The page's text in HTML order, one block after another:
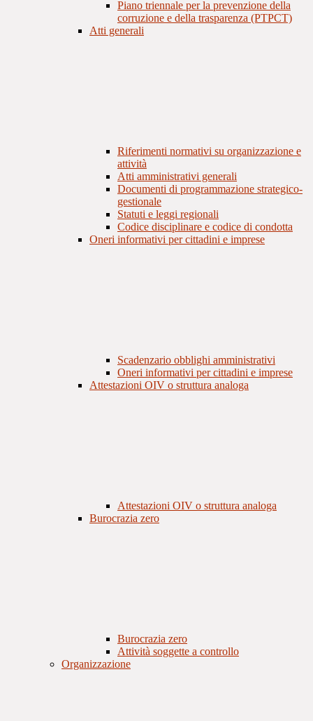
Piano triennale per la prevenzione della
corruzione e della trasparenza (PTPCT)
Atti generali
Riferimenti normativi su organizzazione e
attività
Atti amministrativi generali
Documenti di programmazione strategico-
gestionale
Statuti e leggi regionali
Codice disciplinare e codice di condotta
Oneri informativi per cittadini e imprese
Scadenzario obblighi amministrativi
Oneri informativi per cittadini e imprese
Attestazioni OIV o struttura analoga
Attestazioni OIV o struttura analoga
Burocrazia zero
Burocrazia zero
Attività soggette a controllo
Organizzazione